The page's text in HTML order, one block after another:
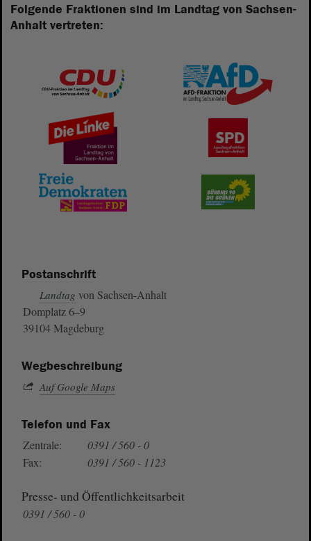
Folgende Fraktionen sind im Landtag von Sachsen-
Anhalt vertreten:
Postanschrift
Landtag von Sachsen-Anhalt
Domplatz 6–9
39104 Magdeburg
Wegbeschreibung
Auf Google Maps
Telefon und Fax
Zentrale:
0391 / 560 - 0
Fax:
0391 / 560 - 1123
Presse- und Öffentlichkeitsarbeit
0391 / 560 - 0